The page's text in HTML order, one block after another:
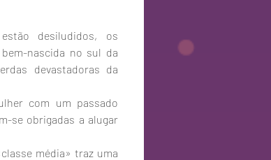
desiludidos, os
nascida no sul da
devastadoras da
com um passado
se obrigadas a alugar
média» traz uma